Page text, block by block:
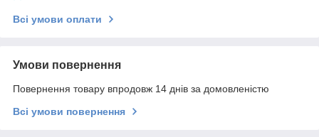
Всі умови оплати
Умови повернення
Повернення товару впродовж 14 днів за домовленістю
Всі умови повернення